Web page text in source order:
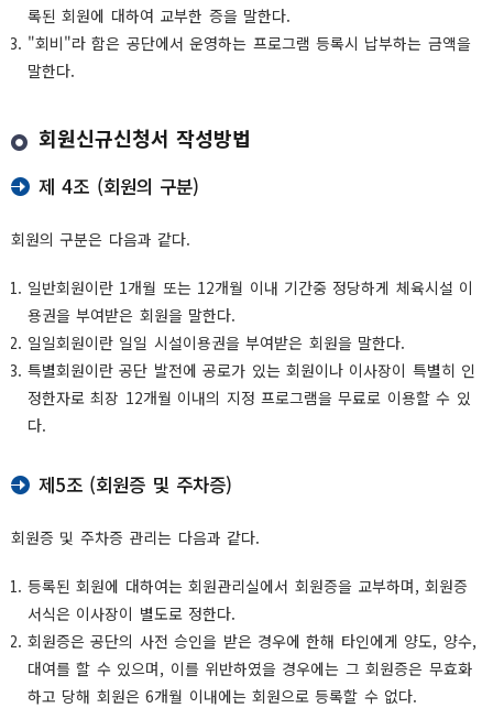
록된 회원에 대하여 교부한 증을 말한다.
"회비"라 함은 공단에서 운영하는 프로그램 등록시 납부하는 금액을
말한다.
회원신규신청서 작성방법
제 4조 (회원의 구분)
회원의 구분은 다음과 같다.
일반회원이란 1개월 또는 12개월 이내 기간중 정당하게 체육시설 이
용권을 부여받은 회원을 말한다.
일일회원이란 일일 시설이용권을 부여받은 회원을 말한다.
특별회원이란 공단 발전에 공로가 있는 회원이나 이사장이 특별히 인
정한자로 최장 12개월 이내의 지정 프로그램을 무료로 이용할 수 있
다.
제5조 (회원증 및 주차증)
회원증 및 주차증 관리는 다음과 같다.
등록된 회원에 대하여는 회원관리실에서 회원증을 교부하며, 회원증
서식은 이사장이 별도로 정한다.
회원증은 공단의 사전 승인을 받은 경우에 한해 타인에게 양도, 양수,
대여를 할 수 있으며, 이를 위반하였을 경우에는 그 회원증은 무효화
하고 당해 회원은 6개월 이내에는 회원으로 등록할 수 없다.